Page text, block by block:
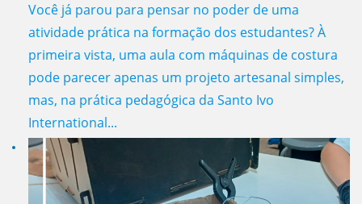
Você já parou para pensar no poder de uma
atividade prática na formação dos estudantes? À
primeira vista, uma aula com máquinas de costura
pode parecer apenas um projeto artesanal simples,
mas, na prática pedagógica da Santo Ivo
International...